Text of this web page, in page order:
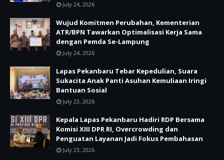
July 24, 2026
Wujud Komitmen Perubahan, Kementerian
ATR/BPN Tawarkan Optimalisasi Kerja Sama
dengan Pemda Se-Lampung
July 24, 2026
Lapas Pekanbaru Tebar Kepedulian, Suara
Sukacita Anak Panti Asuhan Kemuliaan Iringi
Bantuan Sosial
July 23, 2026
Kepala Lapas Pekanbaru Hadiri RDP Bersama
Komisi XIII DPR RI, Overcrowding dan
Penguatan Layanan Jadi Fokus Pembahasan
July 23, 2026